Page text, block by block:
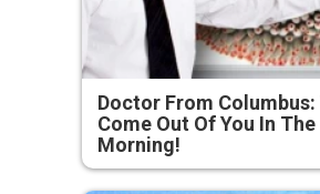
Doctor From Columbus:
Come Out Of You In The
Morning!